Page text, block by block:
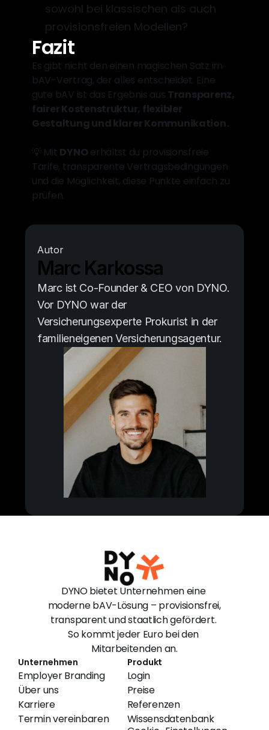
sowohl bei klassischen als auch
provisionsfreien Modellen?
Fazit
Es gibt nicht den einen magischen Satz im
bAV-Vertrag, der alles entscheidet. Eine
gute bAV ist das Ergebnis aus Transparenz,
fairer Kostenstruktur, flexibler
Gestaltung und klarer Kommunikation.
💡 Mit DYNO erhältst du provisionsfreie
Tarife, transparente Vertragsbedingungen
und die Möglichkeit, diese Punkte einfach zu
prüfen.
Autor
Marc Karkossa
Marc ist Co-Founder & CEO von DYNO.
Vor DYNO war der
Versicherungsexperte Prokurist in der
familieneigenen Versicherungsagentur.
DYNO bietet Unternehmen eine
moderne bAV-Lösung – provisionsfrei,
transparent und staatlich gefördert.
So kommt jeder Euro bei den
Mitarbeitenden an.
Unternehmen
Employer Branding
Über uns
Karriere
Termin vereinbaren
Produkt
Login
Preise
Referenzen
Wissensdatenbank